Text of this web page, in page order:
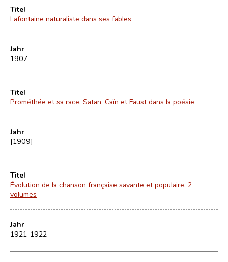
Titel
Lafontaine naturaliste dans ses fables
Jahr
1907
Titel
Prométhée et sa race. Satan, Caïn et Faust dans la poésie
Jahr
[1909]
Titel
Évolution de la chanson française savante et populaire. 2
volumes
Jahr
1921-1922